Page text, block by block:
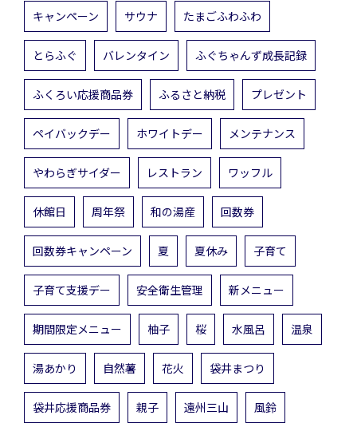
キャンペーン サウナ たまごふわふわ
とらふぐ バレンタイン ふぐちゃんず成長記録
ふくろい応援商品券 ふるさと納税 プレゼント
ペイバックデー ホワイトデー メンテナンス
やわらぎサイダー レストラン ワッフル
休館日 周年祭 和の湯産 回数券
回数券キャンペーン 夏 夏休み 子育て
子育て支援デー 安全衛生管理 新メニュー
期間限定メニュー 柚子 桜 水風呂 温泉
湯あかり 自然薯 花火 袋井まつり
袋井応援商品券 親子 遠州三山 風鈴